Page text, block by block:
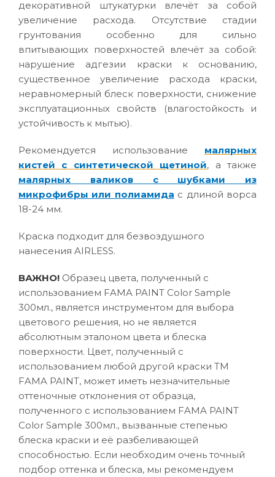
декоративной штукатурки влечёт за собой
увеличение расхода. Отсутствие стадии
грунтования особенно для сильно
впитывающих поверхностей влечёт за собой:
нарушение адгезии краски к основанию,
существенное увеличение расхода краски,
неравномерный блеск поверхности, снижение
эксплуатационных свойств (влагостойкость и
устойчивость к мытью).
Рекомендуется использование малярных
кистей с синтетической щетиной, а также
малярных валиков с шубками из
микрофибры или полиамида с длиной ворса
18-24 мм.
Краска подходит для безвоздушного
нанесения AIRLESS.
ВАЖНО! Образец цвета, полученный с
использованием FAMA PAINT Color Sample
300мл., является инструментом для выбора
цветового решения, но не является
абсолютным эталоном цвета и блеска
поверхности. Цвет, полученный с
использованием любой другой краски ТМ
FAMA PAINT, может иметь незначительные
оттеночные отклонения от образца,
полученного с использованием FAMA PAINT
Color Sample 300мл., вызванные степенью
блеска краски и её разбеливающей
способностью. Если необходим очень точный
подбор оттенка и блеска, мы рекомендуем